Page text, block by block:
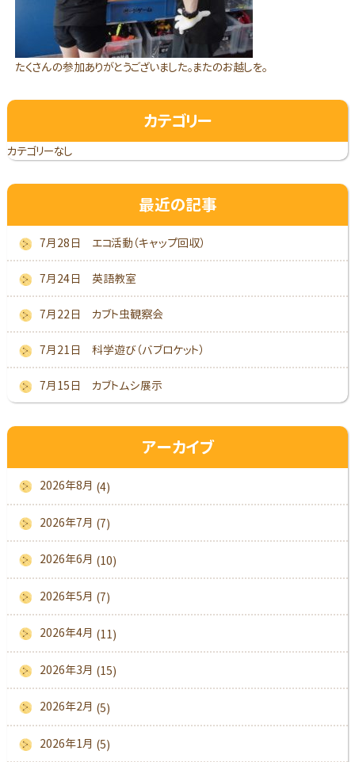
たくさんの参加ありがとうございました。またのお越しを。
カテゴリー
カテゴリーなし
最近の記事
7月28日 エコ活動（キャップ回収）
7月24日 英語教室
7月22日 カブト虫観察会
7月21日 科学遊び（バブロケット）
7月15日 カブトムシ展示
アーカイブ
2026年8月 (4)
2026年7月 (7)
2026年6月 (10)
2026年5月 (7)
2026年4月 (11)
2026年3月 (15)
2026年2月 (5)
2026年1月 (5)